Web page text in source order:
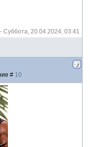
- Суббота, 20.04.2024, 03:41
# 10